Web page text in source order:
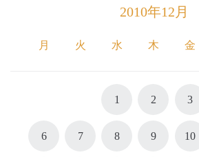
2010年12月
月 火 水 木 金
1 2 3
6 7 8 9 10